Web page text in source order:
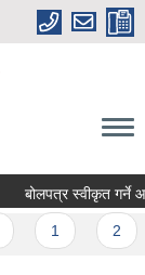
बोलपत्र स्वीकृत गर्ने